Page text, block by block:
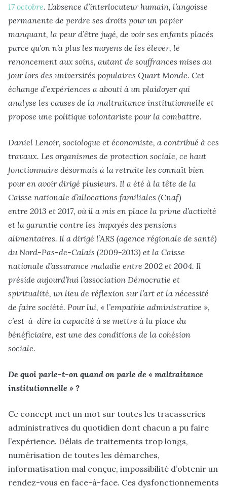
17 octobre. L’absence d’interlocuteur humain, l’angoisse
permanente de perdre ses droits pour un papier
manquant, la peur d’être jugé, de voir ses enfants placés
parce qu’on n’a plus les moyens de les élever, le
renoncement aux soins, autant de souffrances mises au
jour lors des universités populaires Quart Monde. Cet
échange d’expériences a abouti à un plaidoyer qui
analyse les causes de la maltraitance institutionnelle et
propose une politique volontariste pour la combattre.
Daniel Lenoir, sociologue et économiste, a contribué à ces
travaux. Les organismes de protection sociale, ce haut
fonctionnaire désormais à la retraite les connaît bien
pour en avoir dirigé plusieurs. Il a été à la tête de la
Caisse nationale d’allocations familiales (Cnaf)
entre 2013 et 2017, où il a mis en place la prime d’activité
et la garantie contre les impayés des pensions
alimentaires. Il a dirigé l’ARS (agence régionale de santé)
du Nord-Pas-de-Calais (2009-2013) et la Caisse
nationale d’assurance maladie entre 2002 et 2004. Il
préside aujourd’hui l’association Démocratie et
spiritualité, un lieu de réflexion sur l’art et la nécessité
de faire société. Pour lui, « l’empathie administrative »,
c’est-à-dire la capacité à se mettre à la place du
bénéficiaire, est une des conditions de la cohésion
sociale.
De quoi parle-t-on quand on parle de « maltraitance
institutionnelle » ?
Ce concept met un mot sur toutes les tracasseries
administratives du quotidien dont chacun a pu faire
l’expérience. Délais de traitements trop longs,
numérisation de toutes les démarches,
informatisation mal conçue, impossibilité d’obtenir un
rendez-vous en face-à-face. Ces dysfonctionnements